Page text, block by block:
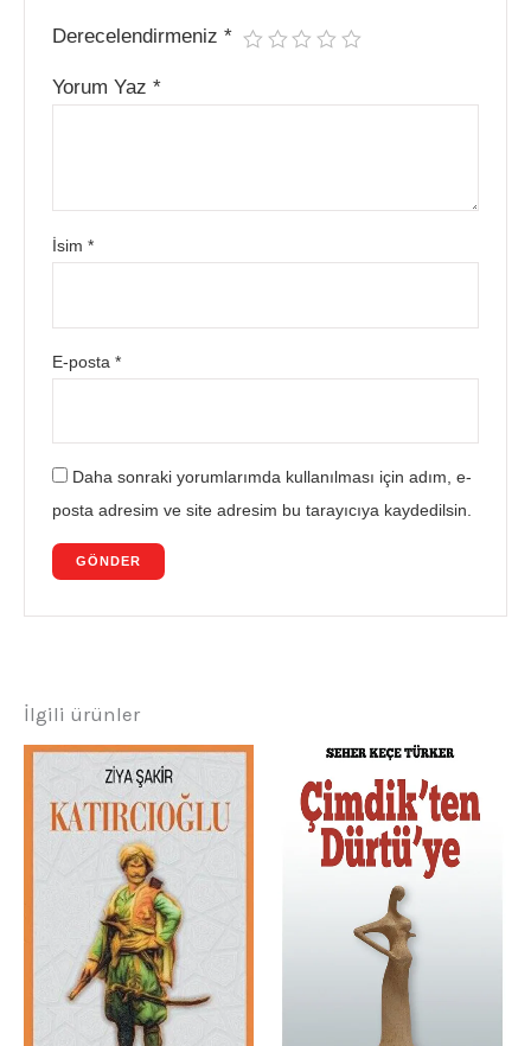
Derecelendirmeniz*
Yorum Yaz*
İsim*
E-posta*
Daha sonraki yorumlarımda kullanılması için adım, e-
posta adresim ve site adresim bu tarayıcıya kaydedilsin.
İlgili ürünler